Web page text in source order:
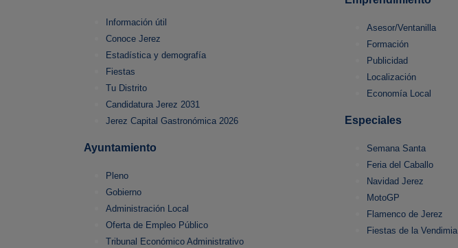
Información útil
Conoce Jerez
Estadística y demografía
Fiestas
Tu Distrito
Candidatura Jerez 2031
Jerez Capital Gastronómica 2026
Ayuntamiento
Pleno
Gobierno
Administración Local
Oferta de Empleo Público
Tribunal Económico Administrativo
Asesor/Ventanilla
Formación
Publicidad
Localización
Economía Local
Especiales
Semana Santa
Feria del Caballo
Navidad Jerez
MotoGP
Flamenco de Jerez
Fiestas de la Vendimia